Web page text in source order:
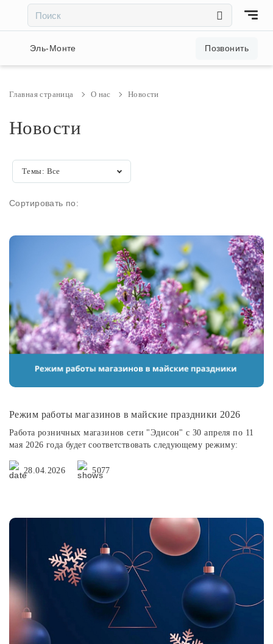
Акции и скидки
Трековые системы
Споты
Уличное освещение
Розетки и выключатели
Светодиодная лента
Предметы интерьера
Фонари
Лампочки
Комплектующие
Эль-Монте Позвонить
Главная страница О нас Новости
Новости
Темы: Все
Сортировать по:
Режим работы магазинов в майские праздники 2026
Работа розничных магазинов сети "Эдисон" с 30 апреля по 11
мая 2026 года будет соответствовать следующему режиму:
28.04.2026 5077
××